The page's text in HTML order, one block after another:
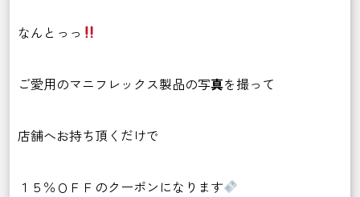
なんとっっ
ご愛用のマニフレックス製品の写真を撮って
店舗へお持ち頂くだけで
１５％ＯＦＦのクーポンになります